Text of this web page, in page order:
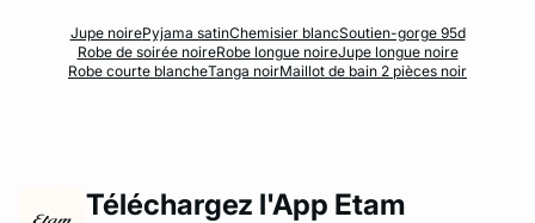
Jupe noirePyjama satinChemisier blancSoutien-gorge 95d
Robe de soirée noireRobe longue noireJupe longue noire
Robe courte blancheTanga noirMaillot de bain 2 pièces noir
Téléchargez l'App Etam